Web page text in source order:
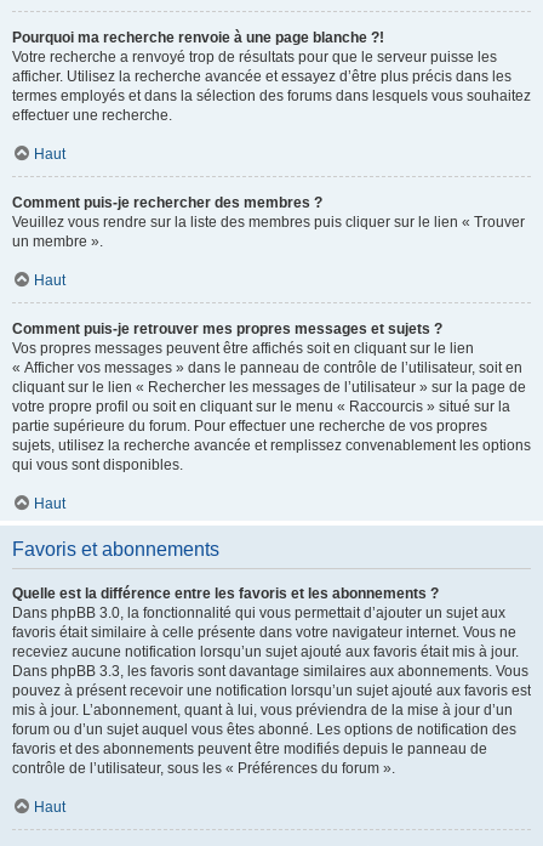
Pourquoi ma recherche renvoie à une page blanche ?!
Votre recherche a renvoyé trop de résultats pour que le serveur puisse les
afficher. Utilisez la recherche avancée et essayez d’être plus précis dans les
termes employés et dans la sélection des forums dans lesquels vous souhaitez
effectuer une recherche.
Haut
Comment puis-je rechercher des membres ?
Veuillez vous rendre sur la liste des membres puis cliquer sur le lien « Trouver
un membre ».
Haut
Comment puis-je retrouver mes propres messages et sujets ?
Vos propres messages peuvent être affichés soit en cliquant sur le lien
« Afficher vos messages » dans le panneau de contrôle de l’utilisateur, soit en
cliquant sur le lien « Rechercher les messages de l’utilisateur » sur la page de
votre propre profil ou soit en cliquant sur le menu « Raccourcis » situé sur la
partie supérieure du forum. Pour effectuer une recherche de vos propres
sujets, utilisez la recherche avancée et remplissez convenablement les options
qui vous sont disponibles.
Haut
Favoris et abonnements
Quelle est la différence entre les favoris et les abonnements ?
Dans phpBB 3.0, la fonctionnalité qui vous permettait d’ajouter un sujet aux
favoris était similaire à celle présente dans votre navigateur internet. Vous ne
receviez aucune notification lorsqu’un sujet ajouté aux favoris était mis à jour.
Dans phpBB 3.3, les favoris sont davantage similaires aux abonnements. Vous
pouvez à présent recevoir une notification lorsqu’un sujet ajouté aux favoris est
mis à jour. L’abonnement, quant à lui, vous préviendra de la mise à jour d’un
forum ou d’un sujet auquel vous êtes abonné. Les options de notification des
favoris et des abonnements peuvent être modifiés depuis le panneau de
contrôle de l’utilisateur, sous les « Préférences du forum ».
Haut